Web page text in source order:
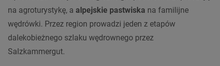
na agroturystykę, a alpejskie pastwiska na familijne
wędrówki. Przez region prowadzi jeden z etapów
dalekobieżnego szlaku wędrownego przez
Salzkammergut.